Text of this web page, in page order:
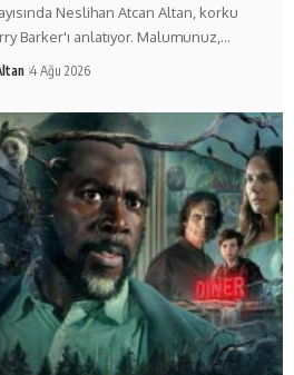
Neslihan Atcan Altan, korku
Barker'ı anlatıyor. Malumunuz,…
4 Ağu 2026